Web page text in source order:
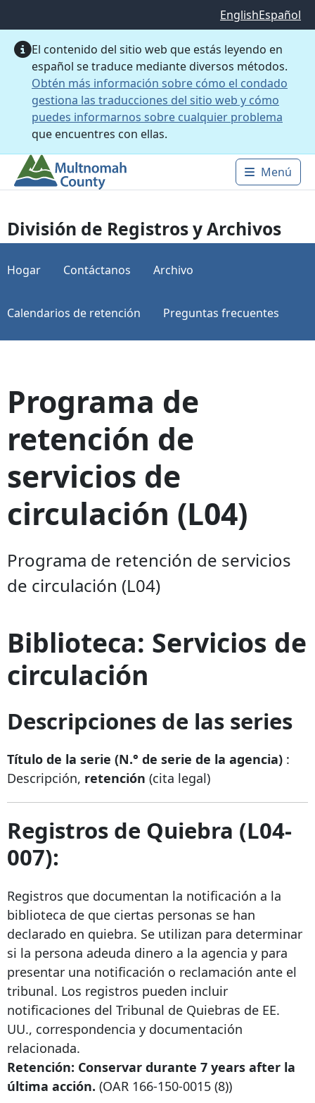
EnglishEspañol
El contenido del sitio web que estás leyendo en
español se traduce mediante diversos métodos.
Obtén más información sobre cómo el condado
gestiona las traducciones del sitio web y cómo
puedes informarnos sobre cualquier problema
que encuentres con ellas.
Main
Menú
División de Registros y Archivos
Hogar Contáctanos Archivo
Calendarios de retención Preguntas frecuentes
Programa de
retención de
servicios de
circulación (L04)
Programa de retención de servicios
de circulación (L04)
Biblioteca: Servicios de
circulación
Descripciones de las series
Título de la serie (N.° de serie de la agencia) :
Descripción, retención (cita legal)
Registros de Quiebra (L04-
007):
Registros que documentan la notificación a la
biblioteca de que ciertas personas se han
declarado en quiebra. Se utilizan para determinar
si la persona adeuda dinero a la agencia y para
presentar una notificación o reclamación ante el
tribunal. Los registros pueden incluir
notificaciones del Tribunal de Quiebras de EE.
UU., correspondencia y documentación
relacionada.
Retención: Conservar durante 7 years after la
última acción. (OAR 166-150-0015 (8))